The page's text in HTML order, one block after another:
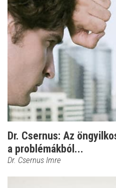
Dr. Csernus: Az
a problémákból...
Dr. Csernus Imre